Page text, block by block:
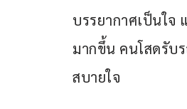
บรรยากาศเป็นใจ
มากขึ้น คนโสดรับ
สบายใจ